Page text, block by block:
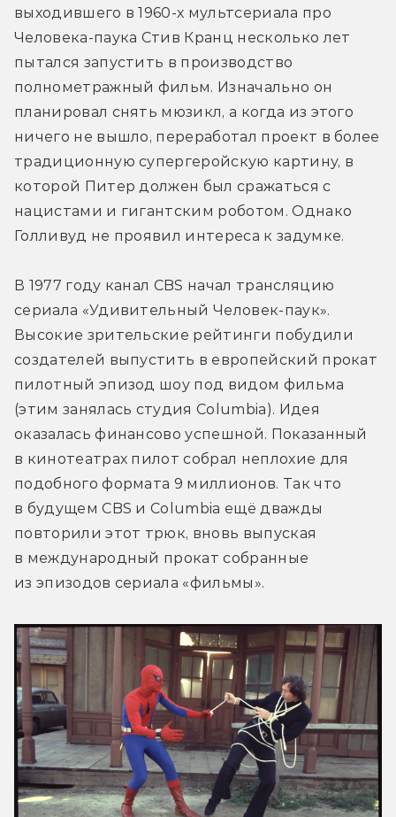
выходившего в 1960-х мультсериала про
Человека-паука Стив Кранц несколько лет
пытался запустить в производство
полнометражный фильм. Изначально он
планировал снять мюзикл, а когда из этого
ничего не вышло, переработал проект в более
традиционную супергеройскую картину, в
которой Питер должен был сражаться с
нацистами и гигантским роботом. Однако
Голливуд не проявил интереса к задумке.
В 1977 году канал CBS начал трансляцию
сериала «Удивительный Человек-паук».
Высокие зрительские рейтинги побудили
создателей выпустить в европейский прокат
пилотный эпизод шоу под видом фильма
(этим занялась студия Columbia). Идея
оказалась финансово успешной. Показанный
в кинотеатрах пилот собрал неплохие для
подобного формата 9 миллионов. Так что
в будущем CBS и Columbia ещё дважды
повторили этот трюк, вновь выпуская
в международный прокат собранные
из эпизодов сериала «фильмы».